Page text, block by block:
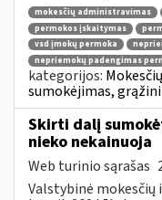
mokesčių administravimas
permokos įskaitymas
vsd įmokų permoka
nepriemokų padengimas
kategorijos:
sumokėjimas,
Skirti dalį
nieko nekainuoja
Web turinio sąrašas
Valstybinė mokesčių